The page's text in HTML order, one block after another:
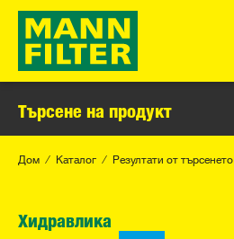
Търсене на продукт
Дом Каталог Резултати от търсенето
Хидравлика